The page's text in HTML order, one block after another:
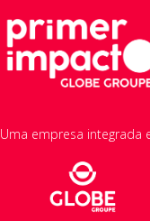
Uma empresa integrada